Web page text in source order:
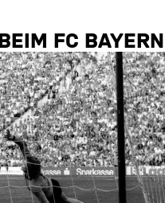
FC BAYERN